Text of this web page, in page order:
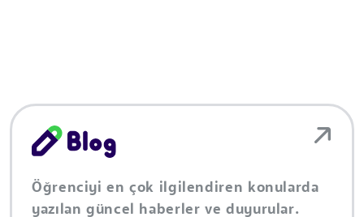
Öğrenciyi en çok ilgilendiren konularda
yazılan güncel haberler ve duyurular.